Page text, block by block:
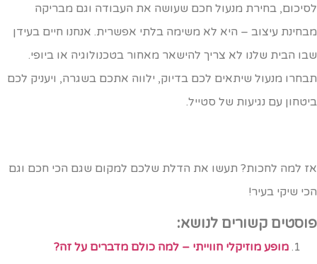
בחירת מנעול חכם שעושה את העבודה וגם מבריקה
עיצוב – היא לא משימה בלתי אפשרית. אנחנו חיים בעידן
הבית שלנו לא צריך להישאר מאחור בטכנולוגיה או ביופי.
מנעול שיתאים לכם בדיוק, ילווה אתכם בשגרה, ויעניק לכם
עם נגיעות של סטייל.
למה לחכות? תעשו את הדלת שלכם למקום שגם הכי חכם וגם
שיקי בעיר!
קשורים לנושא:
מופע מוזיקלי חווייתי – למה כולם מדברים על זה?